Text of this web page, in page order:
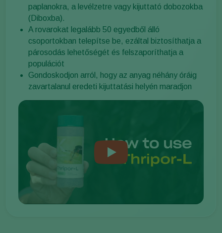
paplanokra, a levélzetre vagy kijuttató dobozokba
(Diboxba).
A rovarokat legalább 50 egyedből álló
csoportokban telepítse be, ezáltal biztosíthatja a
párosodás lehetőségét és felszaporíthatja a
populációt
Gondoskodjon arról, hogy az anyag néhány óráig
zavartalanul eredeti kijuttatási helyén maradjon